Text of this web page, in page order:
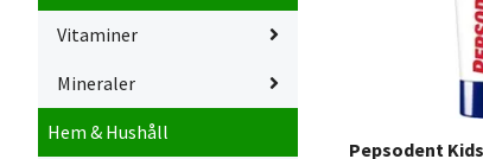
Vitaminer
Mineraler
Hem & Hushåll
Pepsodent